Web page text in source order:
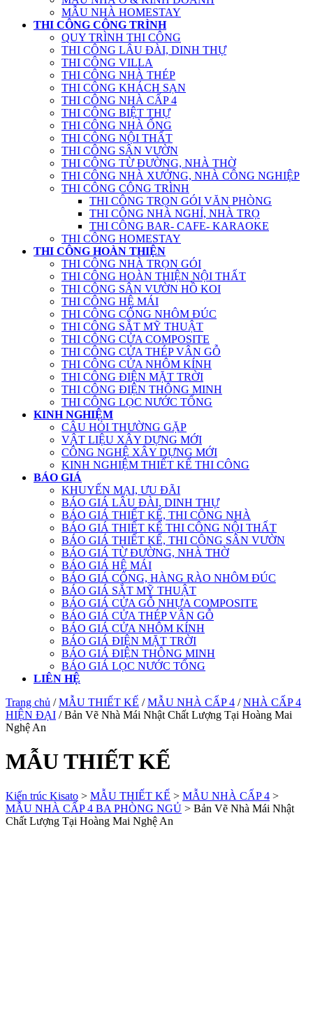
MẪU NHÀ HOMESTAY
THI CÔNG CÔNG TRÌNH
QUY TRÌNH THI CÔNG
THI CÔNG LÂU ĐÀI, DINH THỰ
THI CÔNG VILLA
THI CÔNG NHÀ THÉP
THI CÔNG KHÁCH SẠN
THI CÔNG NHÀ CẤP 4
THI CÔNG BIỆT THỰ
THI CÔNG NHÀ ỐNG
THI CÔNG NỘI THẤT
THI CÔNG SÂN VƯỜN
THI CÔNG TỪ ĐƯỜNG, NHÀ THỜ
THI CÔNG NHÀ XƯỞNG, NHÀ CÔNG NGHIỆP
THI CÔNG CÔNG TRÌNH
THI CÔNG TRỌN GÓI VĂN PHÒNG
THI CÔNG NHÀ NGHỈ, NHÀ TRỌ
THI CÔNG BAR- CAFE- KARAOKE
THI CÔNG HOMESTAY
THI CÔNG HOÀN THIỆN
THI CÔNG NHÀ TRỌN GÓI
THI CÔNG HOÀN THIỆN NỘI THẤT
THI CÔNG SÂN VƯỜN HỒ KOI
THI CÔNG HỆ MÁI
THI CÔNG CỔNG NHÔM ĐÚC
THI CÔNG SẮT MỸ THUẬT
THI CÔNG CỬA COMPOSITE
THI CÔNG CỬA THÉP VÂN GỖ
THI CÔNG CỬA NHÔM KÍNH
THI CÔNG ĐIỆN MẶT TRỜI
THI CÔNG ĐIỆN THÔNG MINH
THI CÔNG LỌC NƯỚC TỔNG
KINH NGHIỆM
CÂU HỎI THƯỜNG GẶP
VẬT LIỆU XÂY DỰNG MỚI
CÔNG NGHỆ XÂY DỰNG MỚI
KINH NGHIỆM THIẾT KẾ THI CÔNG
BÁO GIÁ
KHUYẾN MẠI, ƯU ĐÃI
BÁO GIÁ LÂU ĐÀI, DINH THỰ
BÁO GIÁ THIẾT KẾ, THI CÔNG NHÀ
BÁO GIÁ THIẾT KẾ THI CÔNG NỘI THẤT
BÁO GIÁ THIẾT KẾ, THI CÔNG SÂN VƯỜN
BÁO GIÁ TỪ ĐƯỜNG, NHÀ THỜ
BÁO GIÁ HỆ MÁI
BÁO GIÁ CỔNG, HÀNG RÀO NHÔM ĐÚC
BÁO GIÁ SẮT MỸ THUẬT
BÁO GIÁ CỬA GỖ NHỰA COMPOSITE
BÁO GIÁ CỬA THÉP VÂN GỖ
BÁO GIÁ CỬA NHÔM KÍNH
BÁO GIÁ ĐIỆN MẶT TRỜI
BÁO GIÁ ĐIỆN THÔNG MINH
BÁO GIÁ LỌC NƯỚC TỔNG
LIÊN HỆ
Trang chủ /MẪU THIẾT KẾ /MẪU NHÀ CẤP 4 /NHÀ CẤP 4
HIỆN ĐẠI / Bản Vẽ Nhà Mái Nhật Chất Lượng Tại Hoàng Mai
Nghệ An
MẪU THIẾT KẾ
Kiến trúc Kisato > MẪU THIẾT KẾ > MẪU NHÀ CẤP 4 >
MẪU NHÀ CẤP 4 BA PHÒNG NGỦ > Bản Vẽ Nhà Mái Nhật
Chất Lượng Tại Hoàng Mai Nghệ An